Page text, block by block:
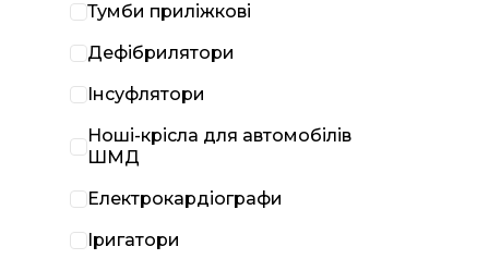
Тумби приліжкові
Дефібрилятори
Інсуфлятори
Ноші-крісла для автомобілів
ШМД
Електрокардіографи
Іригатори